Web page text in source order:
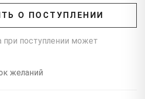
О ПОСТУПЛЕНИИ
при поступлении может
желаний